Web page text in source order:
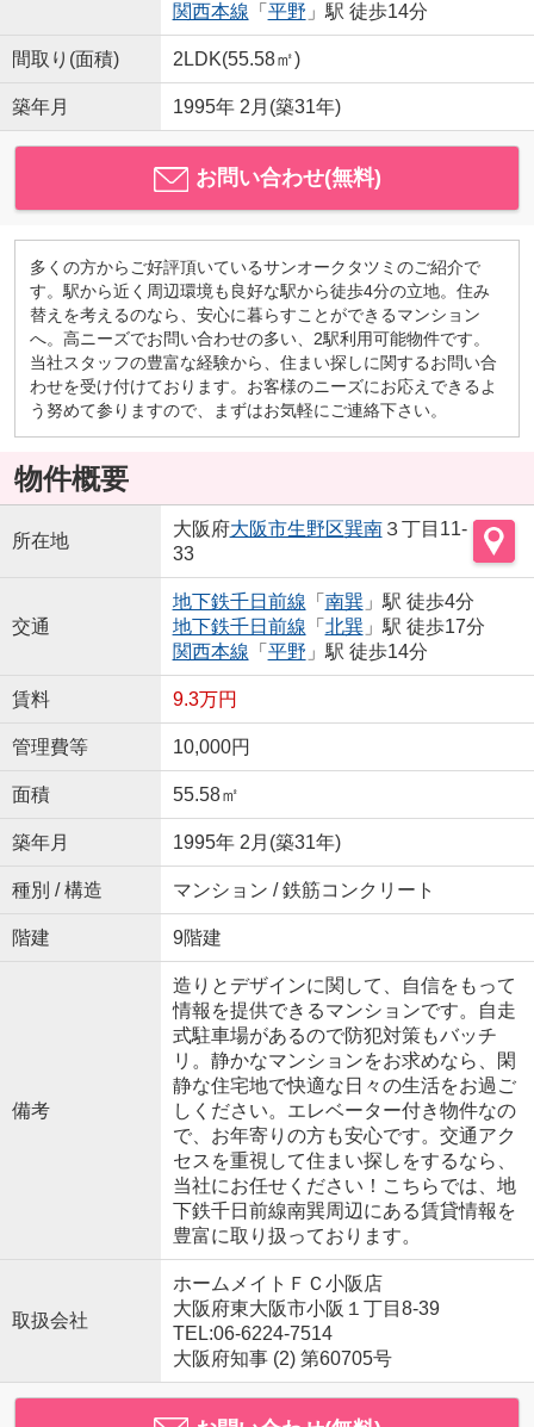
関西本線 「 平野 」駅 徒歩14分
間取り(面積) 2LDK(55.58㎡)
築年月 1995年 2月(築31年)
お問い合わせ(無料)
多くの方からご好評頂いているサンオークタツミのご紹介で
す。駅から近く周辺環境も良好な駅から徒歩4分の立地。住み
替えを考えるのなら、安心に暮らすことができるマンション
へ。高ニーズでお問い合わせの多い、2駅利用可能物件です。
当社スタッフの豊富な経験から、住まい探しに関するお問い合
わせを受け付けております。お客様のニーズにお応えできるよ
う努めて参りますので、まずはお気軽にご連絡下さい。
物件概要
所在地
大阪府大阪市生野区巽南３丁目11-
33
交通
地下鉄千日前線 「 南巽」駅 徒歩4分
地下鉄千日前線 「 北巽」駅 徒歩17分
関西本線 「 平野 」駅 徒歩14分
賃料 9.3万円
管理費等 10,000円
面積 55.58㎡
築年月 1995年 2月(築31年)
種別 / 構造 マンション / 鉄筋コンクリート
階建 9階建
備考
造りとデザインに関して、自信をもって
情報を提供できるマンションです。自走
式駐車場があるので防犯対策もバッチ
リ。静かなマンションをお求めなら、閑
静な住宅地で快適な日々の生活をお過ご
しください。エレベーター付き物件なの
で、お年寄りの方も安心です。交通アク
セスを重視して住まい探しをするなら、
当社にお任せください！こちらでは、地
下鉄千日前線南巽周辺にある賃貸情報を
豊富に取り扱っております。
取扱会社
ホームメイトＦＣ小阪店
大阪府東大阪市小阪１丁目8-39
TEL:06-6224-7514
大阪府知事 (2) 第60705号